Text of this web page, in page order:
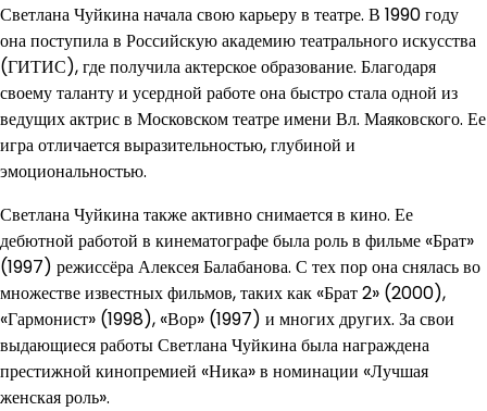
Светлана Чуйкина начала свою карьеру в театре. В 1990 году
она поступила в Российскую академию театрального искусства
(ГИТИС), где получила актерское образование. Благодаря
своему таланту и усердной работе она быстро стала одной из
ведущих актрис в Московском театре имени Вл. Маяковского. Ее
игра отличается выразительностью, глубиной и
эмоциональностью.
Светлана Чуйкина также активно снимается в кино. Ее
дебютной работой в кинематографе была роль в фильме «Брат»
(1997) режиссёра Алексея Балабанова. С тех пор она снялась во
множестве известных фильмов, таких как «Брат 2» (2000),
«Гармонист» (1998), «Вор» (1997) и многих других. За свои
выдающиеся работы Светлана Чуйкина была награждена
престижной кинопремией «Ника» в номинации «Лучшая
женская роль».